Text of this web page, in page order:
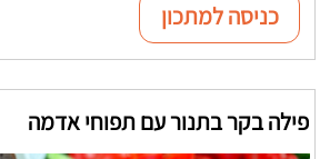
כניסה למתכון
פילה בקר בתנור עם תפוחי אדמה